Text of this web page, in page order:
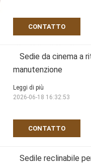
CONTATTO
Sedie da cinema a
manutenzione
CONTATTO
Leggi di più
2026-06-18 16:32:53
Sedile reclinabile